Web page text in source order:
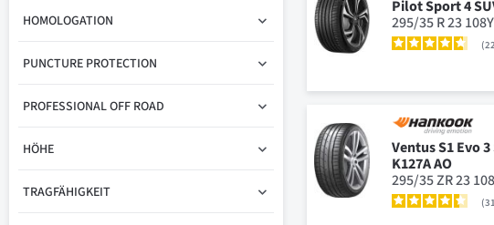
Pilot Sport 4
295/35 R 23
22
Ventus S1 Evo 3
K127A AO
295/35 ZR 23
31
HOMOLOGATION
PUNCTURE PROTECTION
PROFESSIONAL OFF ROAD
HÖHE
TRAGFÄHIGKEIT